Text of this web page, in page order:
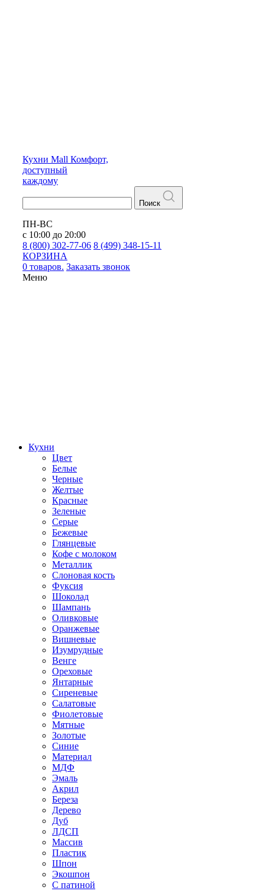
Кухни Mall Комфорт,
доступный
каждому
Поиск
ПН-ВС
с 10:00 до 20:00
8 (800) 302-77-06 8 (499) 348-15-11
КОРЗИНА
0 товаров. Заказать звонок
Меню
Кухни
Цвет
Белые
Черные
Желтые
Красные
Зеленые
Серые
Бежевые
Глянцевые
Кофе с молоком
Металлик
Слоновая кость
Фуксия
Шоколад
Шампань
Оливковые
Оранжевые
Вишневые
Изумрудные
Венге
Ореховые
Янтарные
Сиреневые
Салатовые
Фиолетовые
Мятные
Золотые
Синие
Материал
МДФ
Эмаль
Акрил
Береза
Дерево
Дуб
ЛДСП
Массив
Пластик
Шпон
Экошпон
С патиной